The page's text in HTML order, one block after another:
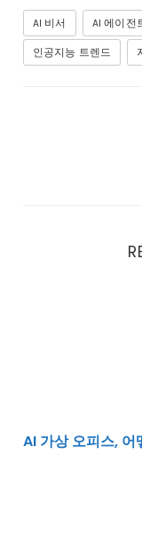
AI 비서 AI 에이전
인공지능 트렌드
AI 가상 오피스,